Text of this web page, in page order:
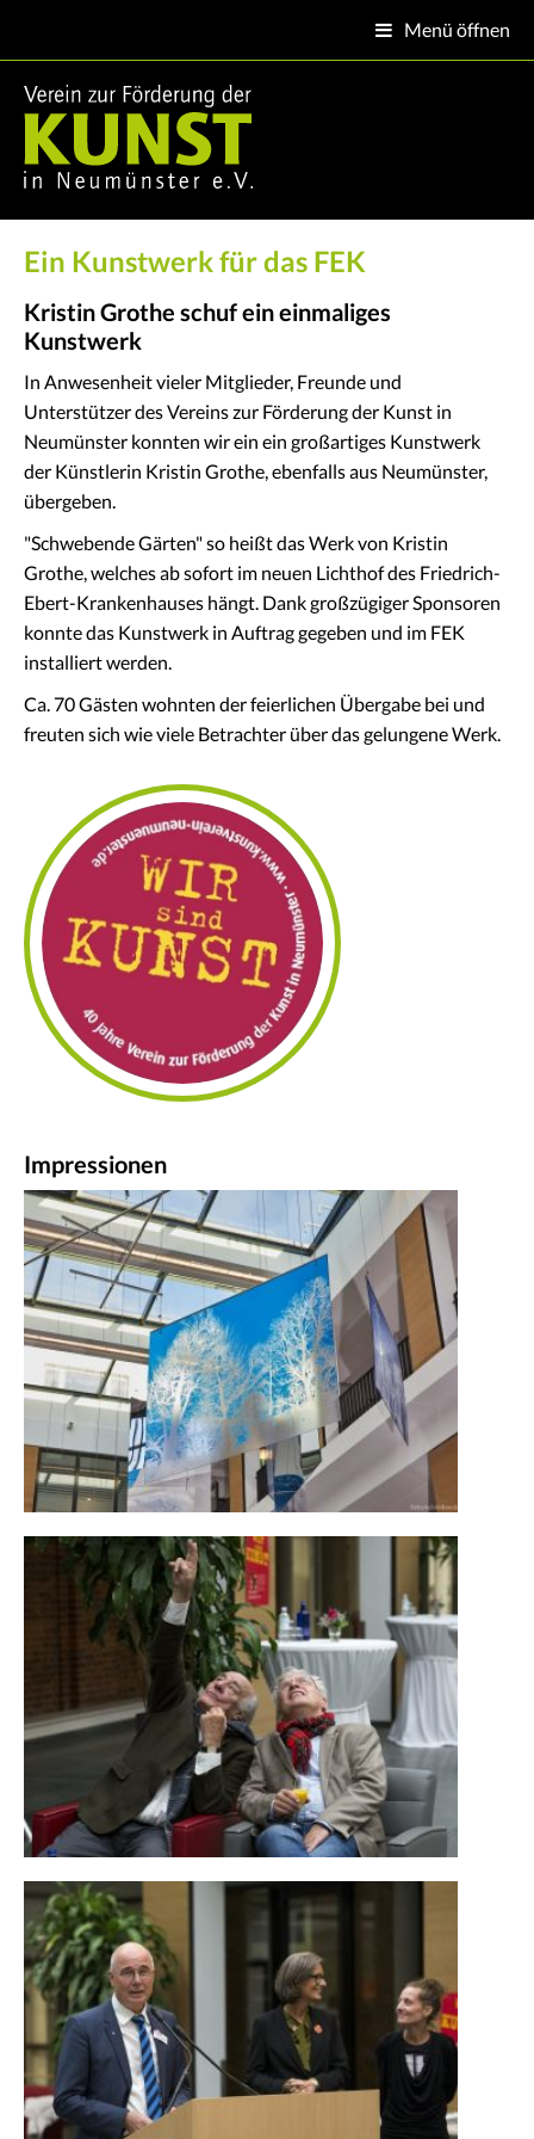
 Menü öffnen
Ein Kunstwerk für das FEK
Kristin Grothe schuf ein einmaliges
Kunstwerk
In Anwesenheit vieler Mitglieder, Freunde und
Unterstützer des Vereins zur Förderung der Kunst in
Neumünster konnten wir ein ein großartiges Kunstwerk
der Künstlerin Kristin Grothe, ebenfalls aus Neumünster,
übergeben.
"Schwebende Gärten" so heißt das Werk von Kristin
Grothe, welches ab sofort im neuen Lichthof des Friedrich-
Ebert-Krankenhauses hängt. Dank großzügiger Sponsoren
konnte das Kunstwerk in Auftrag gegeben und im FEK
installiert werden.
Ca. 70 Gästen wohnten der feierlichen Übergabe bei und
freuten sich wie viele Betrachter über das gelungene Werk.
Impressionen
Impressum
Facebook